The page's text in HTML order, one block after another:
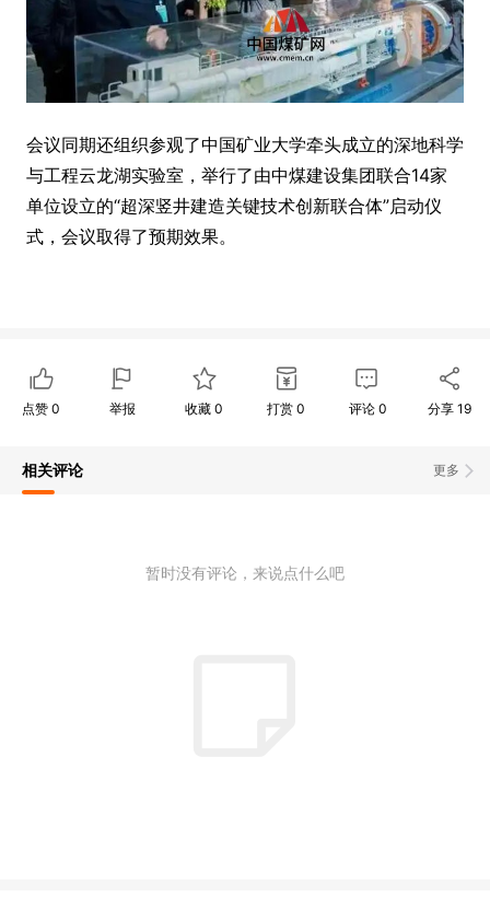
会议同期还组织参观了中国矿业大学牵头成立的深地科学
与工程云龙湖实验室，举行了由中煤建设集团联合14家
单位设立的“超深竖井建造关键技术创新联合体”启动仪
式，会议取得了预期效果。
点赞 0 举报 收藏0 打赏 0 评论 0 分享 19
更多
相关评论
暂时没有评论，来说点什么吧